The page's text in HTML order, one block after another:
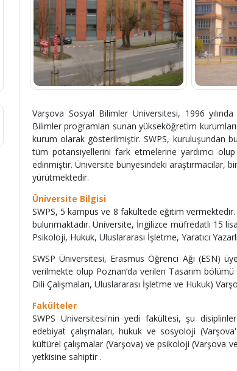
Varşova Sosyal Bilimler Üniversitesi, 1996
Bilimler programları sunan yükseköğretim
kurum olarak gösterilmiştir. SWPS, kuruluşundan
tüm potansiyellerini fark etmelerine yardımcı
edinmiştir. Üniversite bünyesindeki araştırmacılar,
yürütmektedir.
Üniversite Bilgisi
SWPS, 5 kampüs ve 8 fakültede eğitim
bulunmaktadır. Üniversite, İngilizce müfredatlı 15
Psikoloji, Hukuk, Uluslararası İşletme, Yaratıcı
SWSP Üniversitesi, Erasmus Öğrenci Ağı (ESN)
verilmekte olup Poznan’da verilen Tasarım
Dili Çalışmaları, Uluslararası İşletme ve Hukuk)
Fakülteler
SWPS Üniversitesi'nin yedi fakültesi, şu
edebiyat çalışmaları, hukuk ve sosyoloji
kültürel çalışmalar (Varşova) ve psikoloji (Varşova
yetkisine sahiptir .